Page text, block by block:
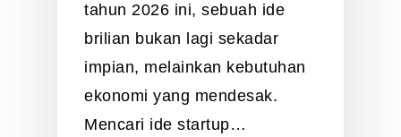
tahun 2026 ini, sebuah ide
brilian bukan lagi sekadar
impian, melainkan kebutuhan
ekonomi yang mendesak.
Mencari ide startup…